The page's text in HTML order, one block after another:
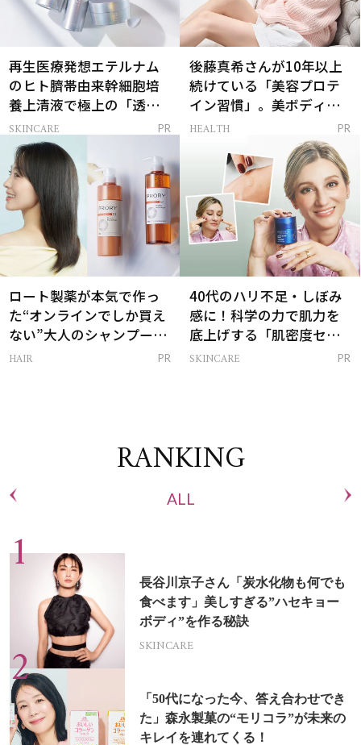
再生医療発想エテルナム
のヒト臍帯由来幹細胞培
養上清液で極上の「透明
感ハリ肌」へ
SKINCARE PR
後藤真希さんが10年以上
続けている「美容プロテ
イン習慣」。美ボディを
支える朝ルーティンと
HEALTH PR
ロート製薬が本気で作っ
た“オンラインでしか買え
ない”大人のシャンプー＆
トリートメントって？
HAIR PR
40代のハリ不足・しぼみ
感に！科学の力で肌力を
底上げする「肌密度セラ
ム」
SKINCARE PR
RANKING
ALL
長谷川京子さん「炭水化物も何でも
食べます」美しすぎる”ハセキョー
ボディ”を作る秘訣
SKINCARE
「50代になった今、答え合わせでき
た」森永製菓の“モリコラ”が未来の
キレイを連れてくる！